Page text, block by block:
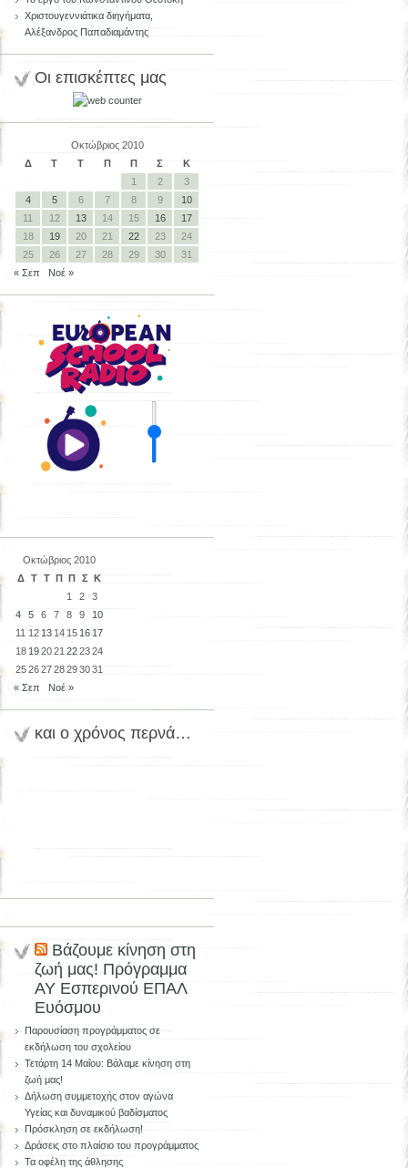
Χριστουγεννιάτικα διηγήματα,
Αλέξανδρος Παπαδιαμάντης
Οι επισκέπτες μας
Οκτώβριος 2010
Δ
Τ Τ Π Π Σ
Κ
1
2
3
4
5 6 7 8 9
10
11
12 13 14 15 16
17
18
19 20 21 22 23
24
25
26 27 28 29 30
31
« Σεπ
Νοέ »
Οκτώβριος 2010
Δ Τ Τ Π Π Σ Κ
1
2
3
4
5 6 7 8 9
10
11 12 13 14 15 16 17
18 192021 222324
25262728293031
« Σεπ
Νοέ »
και ο χρόνος περνά…
Βάζουμε κίνηση στη
ζωή μας! Πρόγραμμα
ΑΥ Εσπερινού ΕΠΑΛ
Ευόσμου
Παρουσίαση προγράμματος σε
εκδήλωση του σχολείου
Τετάρτη 14 Μαΐου: Βάλαμε κίνηση στη
ζωή μας!
Δήλωση συμμετοχής στον αγώνα
Υγείας και δυναμικού βαδίσματος
Πρόσκληση σε εκδήλωση!
Δράσεις στο πλαίσιο του προγράμματος
Τα οφέλη της άθλησης